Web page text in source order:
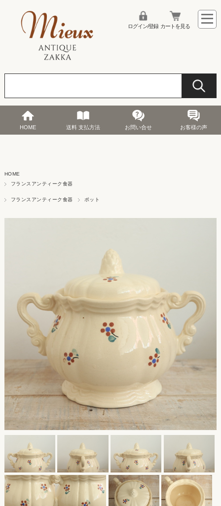
ログイン/登録 カートを見る
HOME 送料 支払方法 お問い合せ お客様の声
HOME
フランスアンティーク食器
フランスアンティーク食器 ポット